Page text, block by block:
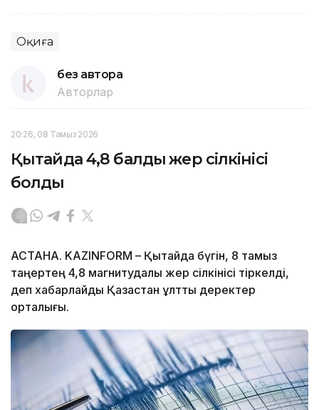
Оқиға
без автора
Авторлар
20:26, 08 Тамыз 2026
Қытайда 4,8 балдық жер сілкінісі
болды
АСТАНА. KAZINFORM – Қытайда бүгін, 8 тамыз
таңертең 4,8 магнитудалы жер сілкінісі тіркелді,
деп хабарлайды Қазақстан ұлттық деректер
орталығы.